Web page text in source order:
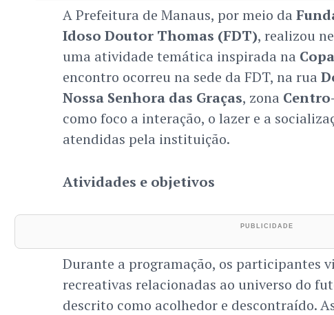
A Prefeitura de Manaus, por meio da
Idoso Doutor Thomas (FDT), realizou
uma atividade temática inspirada na
encontro ocorreu na sede da FDT, na rua
Nossa Senhora das Graças, zona
como foco a interação, o lazer e a
atendidas pela instituição.
Atividades e objetivos
Durante a programação, os participantes
recreativas relacionadas ao universo do
descrito como acolhedor e descontraído.